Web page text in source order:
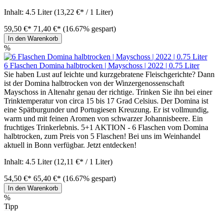
Inhalt: 4.5 Liter(13,22 €* / 1 Liter)
59,50 €* 71,40 €* (16.67% gespart)
In den Warenkorb
%
6 Flaschen Domina halbtrocken | Mayschoss | 2022 | 0.75 Liter
Sie haben Lust auf leichte und kurzgebratene Fleischgerichte? Dann
ist der Domina halbtrocken von der Winzergenossenschaft
Mayschoss in Altenahr genau der richtige. Trinken Sie ihn bei einer
Trinktemperatur von circa 15 bis 17 Grad Celsius. Der Domina ist
eine Spätburgunder und Portugiesen Kreuzung. Er ist vollmundig,
warm und mit feinen Aromen von schwarzer Johannisbeere. Ein
fruchtiges Trinkerlebnis. 5+1 AKTION - 6 Flaschen vom Domina
halbtrocken, zum Preis von 5 Flaschen! Bei uns im Weinhandel
aktuell in Bonn verfügbar. Jetzt entdecken!
Inhalt: 4.5 Liter(12,11 €* / 1 Liter)
54,50 €* 65,40 €* (16.67% gespart)
In den Warenkorb
%
Tipp